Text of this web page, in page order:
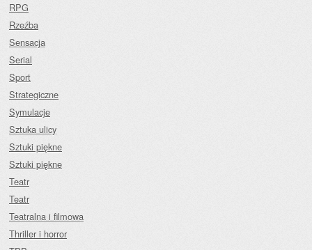
RPG
Rzeźba
Sensacja
Serial
Sport
Strategiczne
Symulacje
Sztuka ulicy
Sztuki piękne
Sztuki piękne
Teatr
Teatr
Teatralna i filmowa
Thriller i horror